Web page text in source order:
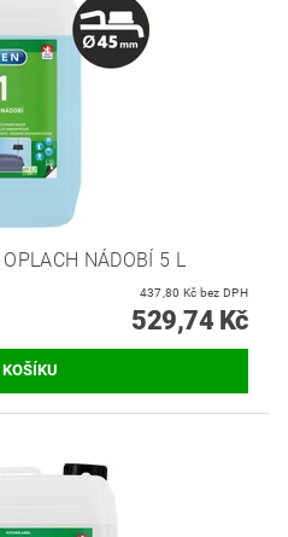
NÁDOBÍ 5 L
437,80 Kč bez DPH
529,74 Kč